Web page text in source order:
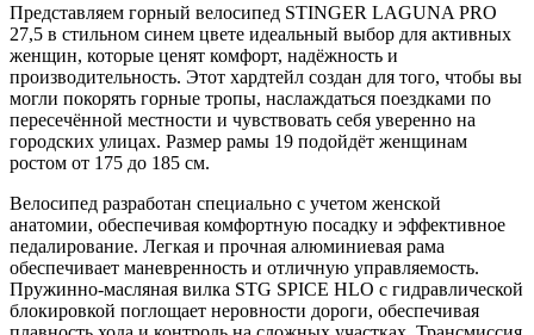
Представляем горный велосипед STINGER LAGUNA PRO
27,5 в стильном синем цвете идеальный выбор для активных
женщин, которые ценят комфорт, надёжность и
производительность. Этот хардтейл создан для того, чтобы вы
могли покорять горные тропы, наслаждаться поездками по
пересечённой местности и чувствовать себя уверенно на
городских улицах. Размер рамы 19 подойдёт женщинам
ростом от 175 до 185 см.
Велосипед разработан специально с учетом женской
анатомии, обеспечивая комфортную посадку и эффективное
педалирование. Легкая и прочная алюминиевая рама
обеспечивает маневренность и отличную управляемость.
Пружинно-масляная вилка STG SPICE HLO с гидравлической
блокировкой поглощает неровности дороги, обеспечивая